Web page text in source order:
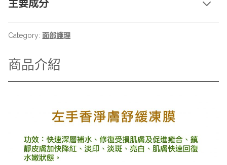
淨
緩
膜
quantity
主要成分
Category: 面部護理
商品介紹